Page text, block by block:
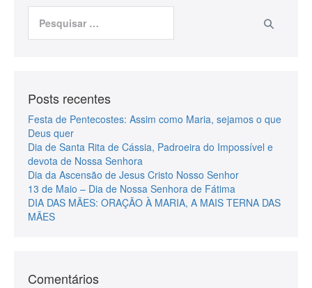
Posts recentes
Festa de Pentecostes: Assim como Maria, sejamos o que
Deus quer
Dia de Santa Rita de Cássia, Padroeira do Impossível e
devota de Nossa Senhora
Dia da Ascensão de Jesus Cristo Nosso Senhor
13 de Maio – Dia de Nossa Senhora de Fátima
DIA DAS MÃES: ORAÇÃO À MARIA, A MAIS TERNA DAS
MÃES
Comentários